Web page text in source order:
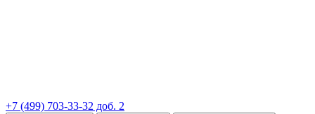
+7 (499) 703-33-32 доб. 2